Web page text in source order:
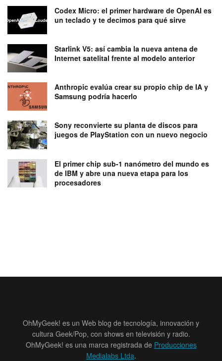
Codex Micro: el primer hardware de OpenAI es
un teclado y te decimos para qué sirve
Starlink V5: así cambia la nueva antena de
Internet satelital frente al modelo anterior
Anthropic evalúa crear su propio chip de IA y
Samsung podría hacerlo
Sony reconvierte su planta de discos para
juegos de PlayStation con un nuevo negocio
El primer chip sub-1 nanómetro del mundo es
de IBM y abre una nueva etapa para los
procesadores
OhMyGeek! es un Web blog de tecnología, innovación y
cultura Geek/Pop, con shows en televisión y radio.
OhMyGeek! es una marca registrada de Producciones
Medialabs Ltda.